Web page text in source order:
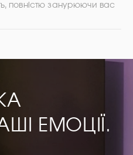
повністю занурюючи вас
ЕМОЦІЇ.